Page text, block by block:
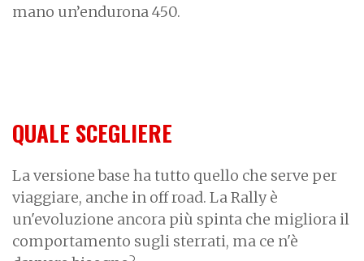
mano un’endurona 450.
QUALE SCEGLIERE
La versione base ha tutto quello che serve per
viaggiare, anche in off road. La Rally è
un'evoluzione ancora più spinta che migliora il
comportamento sugli sterrati, ma ce n'è